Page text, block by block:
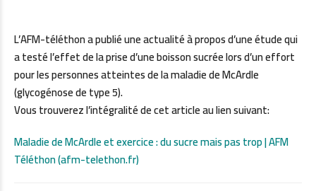
L’AFM-téléthon a publié une actualité à propos d’une étude qui
a testé l’effet de la prise d’une boisson sucrée lors d’un effort
pour les personnes atteintes de la maladie de McArdle
(glycogénose de type 5).
Vous trouverez l’intégralité de cet article au lien suivant:
Maladie de McArdle et exercice : du sucre mais pas trop | AFM
Téléthon (afm-telethon.fr)